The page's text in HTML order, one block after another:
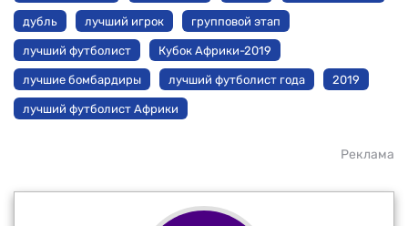
дубль лучший игрок групповой этап
лучший футболист Кубок Африки-2019
лучшие бомбардиры лучший футболист года 2019
лучший футболист Африки
Реклама